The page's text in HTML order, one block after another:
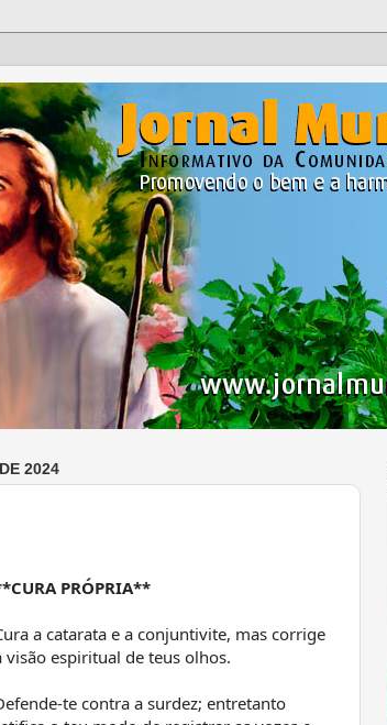
2024
PRÓPRIA**
a catarata e a conjuntivite, mas corrige
visão espiritual de teus olhos.
te contra a surdez; entretanto